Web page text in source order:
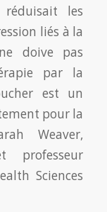
les
liés à la
doive pas
par la
est un
pour la
Weaver,
professeur
Sciences